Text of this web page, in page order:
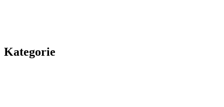
Kategorie